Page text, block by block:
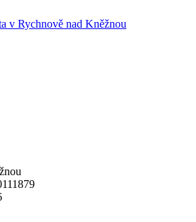
v Rychnově nad Kněžnou